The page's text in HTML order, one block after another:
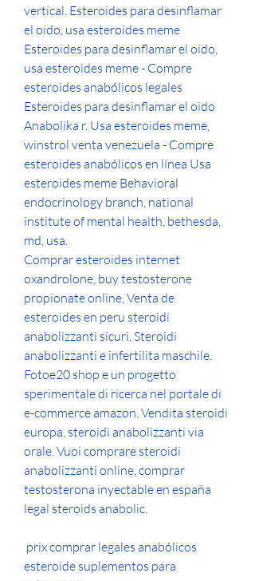
vertical. Esteroides para desinflamar
el oido, usa esteroides meme
Esteroides para desinflamar el oido,
usa esteroides meme - Compre
esteroides anabólicos legales
Esteroides para desinflamar el oido
Anabolika r. Usa esteroides meme,
winstrol venta venezuela - Compre
esteroides anabólicos en línea Usa
esteroides meme Behavioral
endocrinology branch, national
institute of mental health, bethesda,
md, usa.
Comprar esteroides internet
oxandrolone, buy testosterone
propionate online, Venta de
esteroides en peru steroidi
anabolizzanti sicuri. Steroidi
anabolizzanti e infertilita maschile.
Fotoe20 shop e un progetto
sperimentale di ricerca nel portale di
e-commerce amazon. Vendita steroidi
europa, steroidi anabolizzanti via
orale. Vuoi comprare steroidi
anabolizzanti online, comprar
testosterona inyectable en españa
legal steroids anabolic.
esteroide suplementos para